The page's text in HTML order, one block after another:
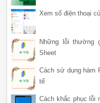
Xem số điện thoại
Những lỗi thường
Sheet
Cách sử dụng hàm
tế
Cách khắc phục lỗi